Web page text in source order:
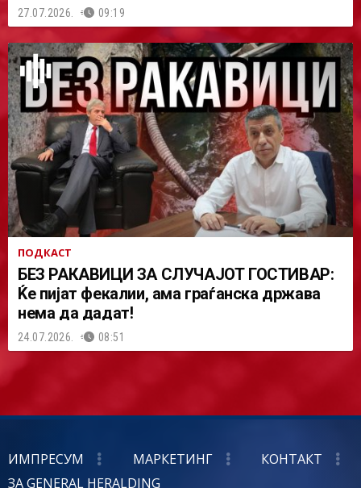
27.07.2026. 09:19
ПОДКАСТ
БЕЗ РАКАВИЦИ ЗА СЛУЧАЈОТ ГОСТИВАР:
Ќе пијат фекалии, ама граѓанска држава
нема да дадат!
24.07.2026. 08:51
ИМПРЕСУМ МАРКЕТИНГ
КОНТАКТ
ЗА GENERAL HERALDING